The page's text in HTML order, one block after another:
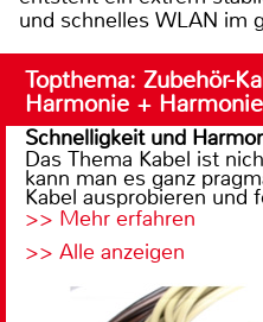
und schnelles WLAN im
Topthema: Zubehör-
Harmonie +
Schnelligkeit und
Das Thema Kabel ist
kann man es ganz
Kabel ausprobieren und
>> Mehr erfahren
>> Alle anzeigen